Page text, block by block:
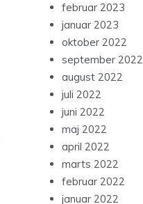
februar 2023
januar 2023
oktober 2022
september 2022
august 2022
juli 2022
juni 2022
maj 2022
april 2022
marts 2022
februar 2022
januar 2022